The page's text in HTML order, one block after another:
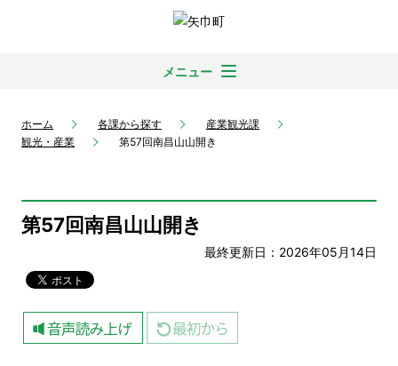
メニュー
ホーム 各課から探す
産業観光課
観光・産業
第57回南昌山山開き
第57回南昌山山開き
最終更新日：2026年05月14日